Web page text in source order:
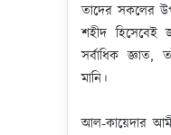
তাদের সকলের
শহীদ হিসেবেই
সর্বাধিক জ্ঞাত,
মানি।
আল-কায়েদার